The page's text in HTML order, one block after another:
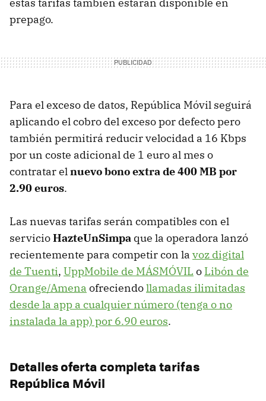
prepago.
Para el exceso de datos, República Móvil seguirá
aplicando el cobro del exceso por defecto pero
también permitirá reducir velocidad a 16 Kbps
por un coste adicional de 1 euro al mes o
contratar el nuevo bono extra de 400 MB por
2.90 euros.
Las nuevas tarifas serán compatibles con el
servicioHazteUnSimpa que la operadora lanzó
recientemente para competir con la voz digital
de Tuenti, UppMobile de MÁSMÓVIL o Libón de
Orange/Amena ofreciendollamadas ilimitadas
desde la app a cualquier número (tenga o no
instalada la app) por 6.90 euros.
Detalles oferta completa tarifas
República Móvil